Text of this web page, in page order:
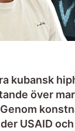
kubansk
över
USAID och